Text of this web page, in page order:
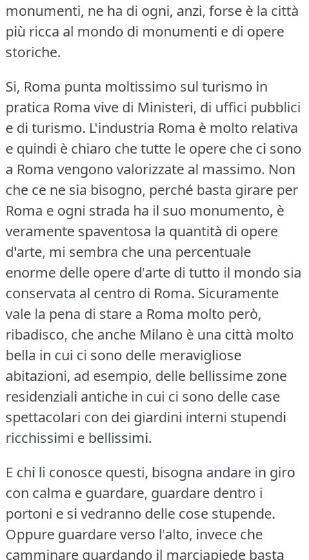
monumenti, ne ha di ogni, anzi, forse è la città
più ricca al mondo di monumenti e di opere
storiche.
Si, Roma punta moltissimo sul turismo in
pratica Roma vive di Ministeri, di uffici pubblici
e di turismo. L'industria Roma è molto relativa
e quindi è chiaro che tutte le opere che ci sono
a Roma vengono valorizzate al massimo. Non
che ce ne sia bisogno, perché basta girare per
Roma e ogni strada ha il suo monumento, è
veramente spaventosa la quantità di opere
d'arte, mi sembra che una percentuale
enorme delle opere d'arte di tutto il mondo sia
conservata al centro di Roma. Sicuramente
vale la pena di stare a Roma molto però,
ribadisco, che anche Milano è una città molto
bella in cui ci sono delle meravigliose
abitazioni, ad esempio, delle bellissime zone
residenziali antiche in cui ci sono delle case
spettacolari con dei giardini interni stupendi
ricchissimi e bellissimi.
E chi li conosce questi, bisogna andare in giro
con calma e guardare, guardare dentro i
portoni e si vedranno delle cose stupende.
Oppure guardare verso l'alto, invece che
camminare guardando il marciapiede basta